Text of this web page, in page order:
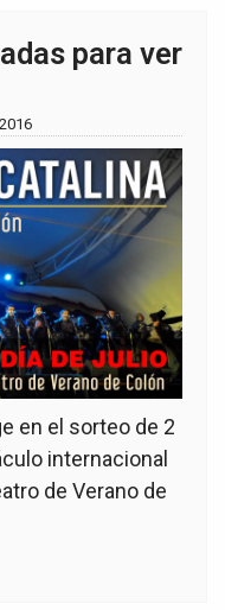
para ver
en el sorteo de 2
internacional
de Verano de